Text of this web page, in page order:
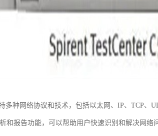
多种网络协议和技术，包括以太网、IP、TCP、
和报告功能，可以帮助用户快速识别和解决网络